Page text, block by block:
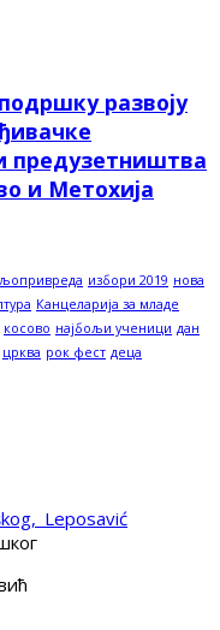
развоју
предузетништва
и Метохија
избори 2019 нова
Канцеларија за младе
косово најбољи ученици дан
црква рок фест деца